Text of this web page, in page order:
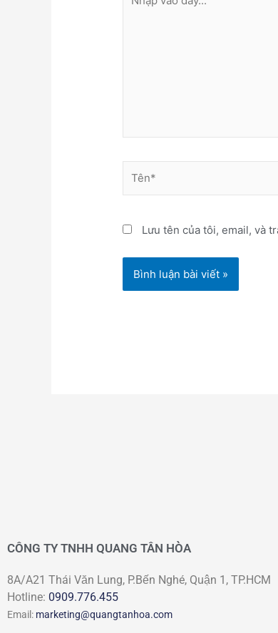
vào
Lưu tên của tôi, email, và
CÔNG TY TNHH QUANG TÂN HÒA
8A/A21 Thái Văn Lung, P.Bến Nghé, Quận 1, TP.HCM
Hotline: 0909.776.455
Email: marketing@quangtanhoa.com